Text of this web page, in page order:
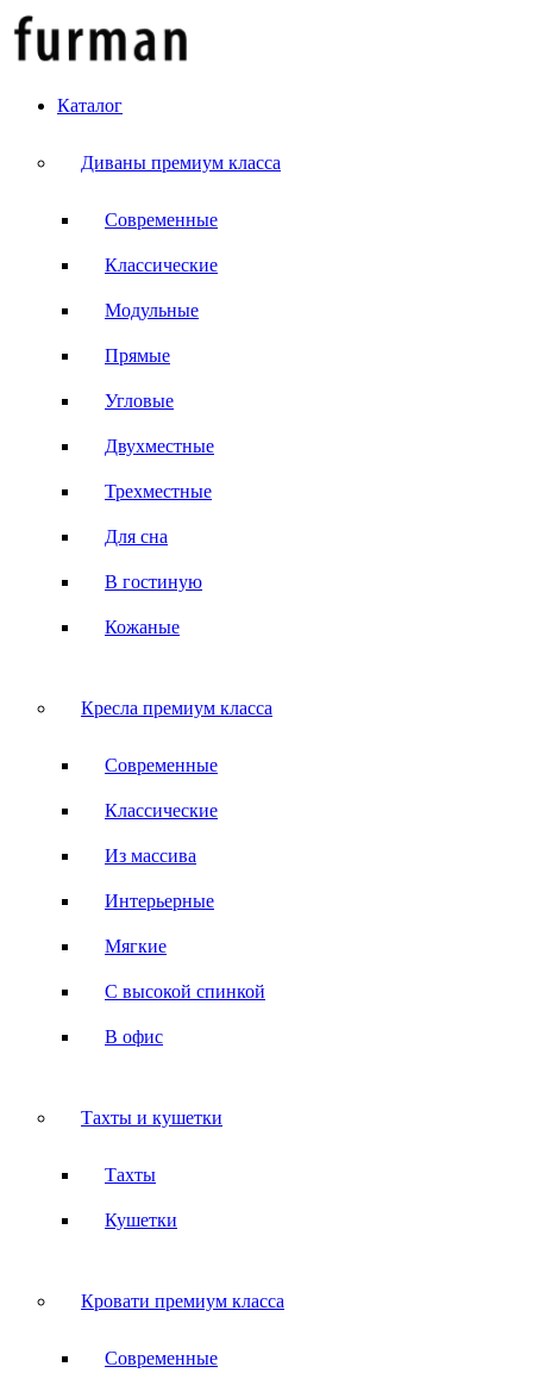
Каталог
Диваны премиум класса
Современные
Классические
Модульные
Прямые
Угловые
Двухместные
Трехместные
Для сна
В гостиную
Кожаные
Кресла премиум класса
Современные
Классические
Из массива
Интерьерные
Мягкие
С высокой спинкой
В офис
Тахты и кушетки
Тахты
Кушетки
Кровати премиум класса
Современные